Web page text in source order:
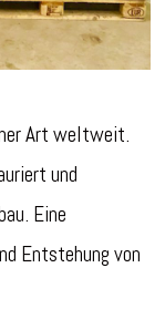
Art weltweit.
und
Eine
Entstehung von